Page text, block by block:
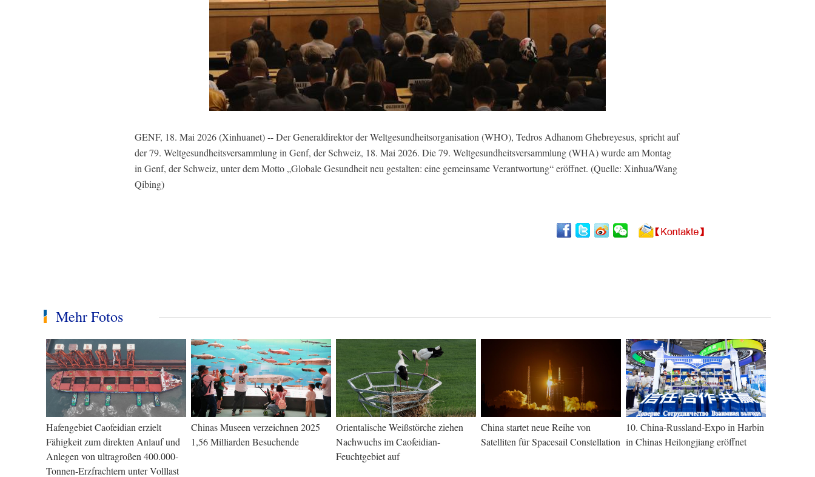
GENF, 18. Mai 2026 (Xinhuanet) -- Der Generaldirektor der Weltgesundheitsorganisation (WHO), Tedros Adhanom Ghebreyesus, spricht auf
der 79. Weltgesundheitsversammlung in Genf, der Schweiz, 18. Mai 2026. Die 79. Weltgesundheitsversammlung (WHA) wurde am Montag
in Genf, der Schweiz, unter dem Motto „Globale Gesundheit neu gestalten: eine gemeinsame Verantwortung“ eröffnet. (Quelle: Xinhua/Wang
Qibing)
Mehr Fotos
Hafengebiet Caofeidian erzielt
Fähigkeit zum direkten Anlauf und
Anlegen von ultragroßen 400.000-
Tonnen-Erzfrachtern unter Volllast
Chinas Museen verzeichnen 2025
1,56 Milliarden Besuchende
Orientalische Weißstörche ziehen
Nachwuchs im Caofeidian-
Feuchtgebiet auf
China startet neue Reihe von
Satelliten für Spacesail Constellation
10. China-Russland-Expo in Harbin
in Chinas Heilongjiang eröffnet